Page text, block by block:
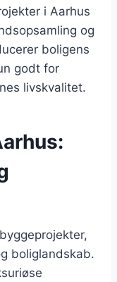
i Aarhus
og
boligens
godt for
livskvalitet.
boliglandskab.